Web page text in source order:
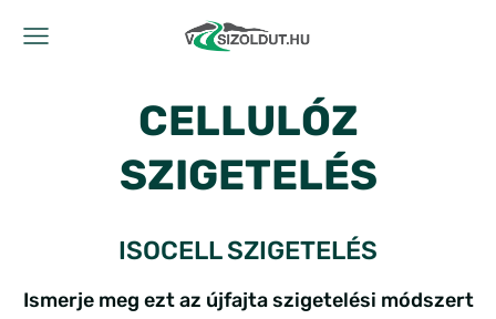
CELLULÓZ
SZIGETELÉS
ISOCELL SZIGETELÉS
Ismerje meg ezt az újfajta szigetelési módszert